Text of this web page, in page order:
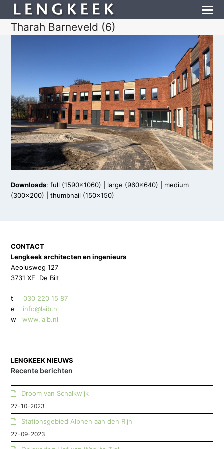
Tharah Barneveld (6)
Downloads:full (1590x1060) large (960x640)
medium
(300x200) |thumbnail (150x150)
CONTACT
Lengkeek architecten en ingenieurs
Aeolusweg 127
3731 XE De Bilt
t030 220 15 87
e info@laib.nl
w
www.laib.nl
LENGKEEK NIEUWS
Recente berichten
Droom van Schalkwijk
27-10-2023
Stationsgebied Alphen aan den Rijn
27-09-2023